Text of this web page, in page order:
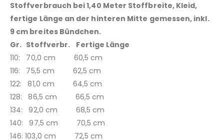
Stoffverbrauch bei 1,40 Meter Stoffbreite, Kleid,
fertige Länge an der hinteren Mitte gemessen, inkl.
9 cm breites Bündchen.
Gr. Stoffverbr. Fertige Länge
110: 70,0 cm 60,5 cm
116: 75,5 cm 62,5 cm
122: 81,0 cm 64,5 cm
128: 86,5 cm 66,5 cm
134: 92,0 cm 68,5 cm
140: 97,5 cm 70,5 cm
146: 103,0 cm 72,5 cm